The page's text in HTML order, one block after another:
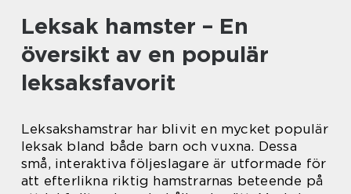
Leksak hamster – En
översikt av en populär
leksaksfavorit
Leksakshamstrar har blivit en mycket populär
leksak bland både barn och vuxna. Dessa
små, interaktiva följeslagare är utformade för
att efterlikna riktig hamstrarnas beteende på